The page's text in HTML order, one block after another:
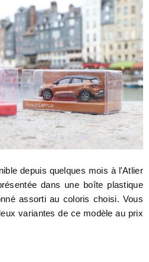
depuis quelques mois à l'Atlier
dans une boîte plastique
assorti au coloris choisi. Vous
variantes de ce modèle au prix